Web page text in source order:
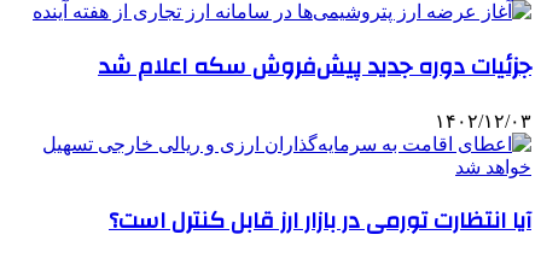
جزئیات دوره جدید پیش‌فروش سکه اعلام شد
۱۴۰۲/۱۲/۰۳
آیا انتظارت تورمی در بازار ارز قابل کنترل است؟